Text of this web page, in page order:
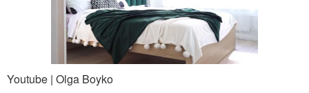
Youtube | Olga Boyko